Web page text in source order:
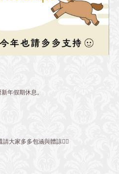
年假期休息。
大家多多包涵與體諒🙇‍♀️